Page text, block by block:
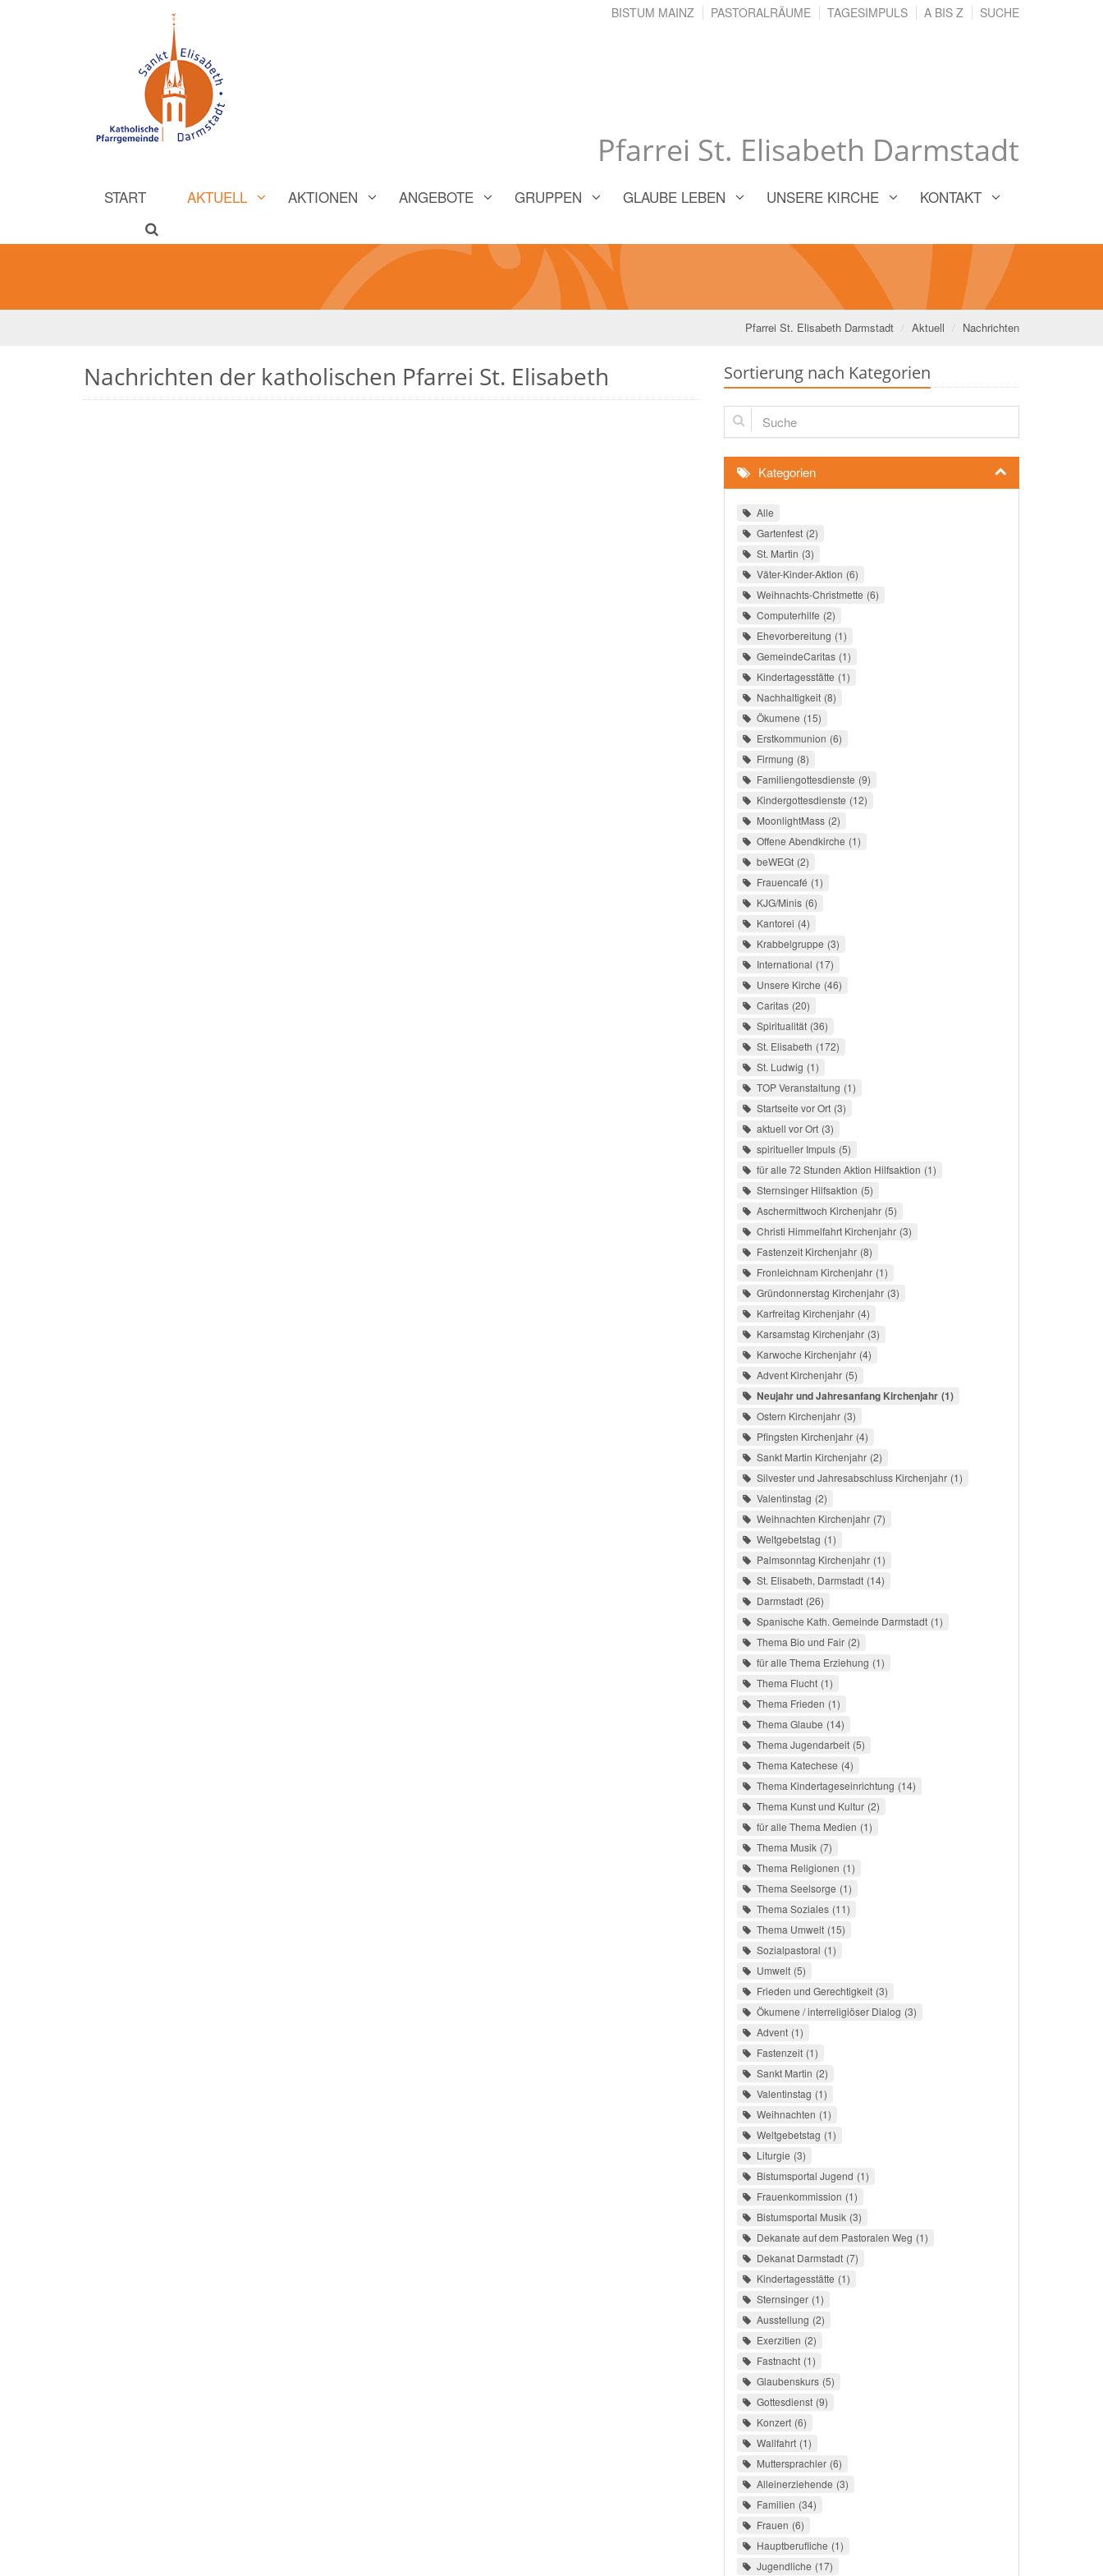
Pfarrei St. Elisabeth Darmstadt
BISTUM MAINZ PASTORALRÄUME TAGESIMPULS A BIS Z SUCHE
START AKTUELL AKTIONEN ANGEBOTE GRUPPEN GLAUBE LEBEN UNSERE KIRCHE KONTAKT
Pfarrei St. Elisabeth Darmstadt Aktuell Nachrichten
Nachrichten der katholischen Pfarrei St. Elisabeth Sortierung nach Kategorien
Suche
Kategorien
Alle
Gartenfest 2
St. Martin 3
Väter-Kinder-Aktion 6
Weihnachts-Christmette 6
Computerhilfe 2
Ehevorbereitung 1
GemeindeCaritas 1
Kindertagesstätte 1
Nachhaltigkeit 8
Ökumene 15
Erstkommunion 6
Firmung 8
Familiengottesdienste 9
Kindergottesdienste 12
MoonlightMass 2
Offene Abendkirche 1
beWEGt 2
Frauencafé 1
KJG/Minis 6
Kantorei 4
Krabbelgruppe 3
International 17
Unsere Kirche 46
Caritas 20
Spiritualität 36
St. Elisabeth 172
St. Ludwig 1
TOP Veranstaltung 1
Startseite vor Ort 3
aktuell vor Ort 3
spiritueller Impuls 5
für alle 72 Stunden Aktion Hilfsaktion 1
Sternsinger Hilfsaktion 5
Aschermittwoch Kirchenjahr 5
Christi Himmelfahrt Kirchenjahr 3
Fastenzeit Kirchenjahr 8
Fronleichnam Kirchenjahr 1
Gründonnerstag Kirchenjahr 3
Karfreitag Kirchenjahr 4
Karsamstag Kirchenjahr 3
Karwoche Kirchenjahr 4
Advent Kirchenjahr 5
Neujahr und Jahresanfang Kirchenjahr 1
Ostern Kirchenjahr 3
Pfingsten Kirchenjahr 4
Sankt Martin Kirchenjahr 2
Silvester und Jahresabschluss Kirchenjahr 1
Valentinstag 2
Weihnachten Kirchenjahr 7
Weltgebetstag 1
Palmsonntag Kirchenjahr 1
St. Elisabeth, Darmstadt 14
Darmstadt 26
Spanische Kath. Gemeinde Darmstadt 1
Thema Bio und Fair 2
für alle Thema Erziehung 1
Thema Flucht 1
Thema Frieden 1
Thema Glaube 14
Thema Jugendarbeit 5
Thema Katechese 4
Thema Kindertageseinrichtung 14
Thema Kunst und Kultur 2
für alle Thema Medien 1
Thema Musik 7
Thema Religionen 1
Thema Seelsorge 1
Thema Soziales 11
Thema Umwelt 15
Sozialpastoral 1
Umwelt 5
Frieden und Gerechtigkeit 3
Ökumene / interreligiöser Dialog 3
Advent 1
Fastenzeit 1
Sankt Martin 2
Valentinstag 1
Weihnachten 1
Weltgebetstag 1
Liturgie 3
Bistumsportal Jugend 1
Frauenkommission 1
Bistumsportal Musik 3
Dekanate auf dem Pastoralen Weg 1
Dekanat Darmstadt 7
Kindertagesstätte 1
Sternsinger 1
Ausstellung 2
Exerzitien 2
Fastnacht 1
Glaubenskurs 5
Gottesdienst 9
Konzert 6
Wallfahrt 1
Muttersprachler 6
Alleinerziehende 3
Familien 34
Frauen 6
Hauptberufliche 1
Jugendliche 17